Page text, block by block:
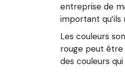
entreprise de
important
Les couleurs
rouge peut être
des couleurs